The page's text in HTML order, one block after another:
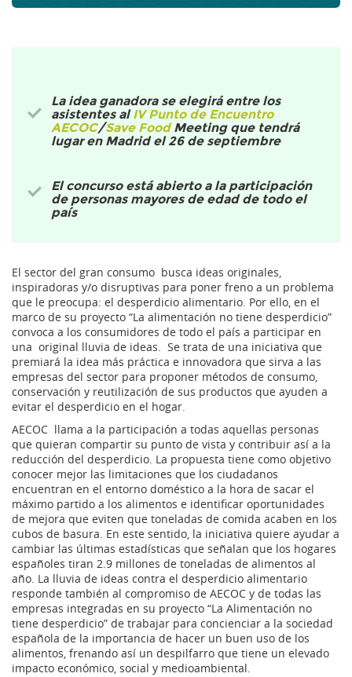
La idea ganadora se elegirá entre los
asistentes alIV Punto de Encuentro
AECOC/Save FoodMeeting que tendrá
lugar en Madrid el 26 de septiembre
El concurso está abierto a la participación
de personas mayores de edad de todo el
país
El sector del gran consumo busca ideas originales,
inspiradoras y/o disruptivas para poner freno a un problema
que le preocupa: el desperdicio alimentario. Por ello, en el
marco de su proyecto “La alimentación no tiene desperdicio”
convoca a los consumidores de todo el país a participar en
una original lluvia de ideas. Se trata de una iniciativa que
premiará la idea más práctica e innovadora que sirva a las
empresas del sector para proponer métodos de consumo,
conservación y reutilización de sus productos que ayuden a
evitar el desperdicio en el hogar.
AECOC llama a la participación a todas aquellas personas
que quieran compartir su punto de vista y contribuir así a la
reducción del desperdicio. La propuesta tiene como objetivo
conocer mejor las limitaciones que los ciudadanos
encuentran en el entorno doméstico a la hora de sacar el
máximo partido a los alimentos e identificar oportunidades
de mejora que eviten que toneladas de comida acaben en los
cubos de basura. En este sentido, la iniciativa quiere ayudar a
cambiar las últimas estadísticas que señalan que los hogares
españoles tiran 2.9 millones de toneladas de alimentos al
año. La lluvia de ideas contra el desperdicio alimentario
responde también al compromiso de AECOC y de todas las
empresas integradas en su proyecto “La Alimentación no
tiene desperdicio” de trabajar para concienciar a la sociedad
española de la importancia de hacer un buen uso de los
alimentos, frenando así un despilfarro que tiene un elevado
impacto económico, social y medioambiental.